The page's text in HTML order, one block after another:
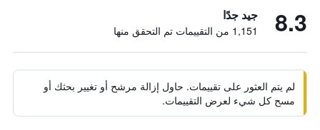
8.3 جيد جدًا
1,151 من التقييمات تم التحقق منها
لم يتم العثور على تقييمات. حاول إزالة مرشح أو تغيير بحثك أو
مسح كل شيء لعرض التقييمات.